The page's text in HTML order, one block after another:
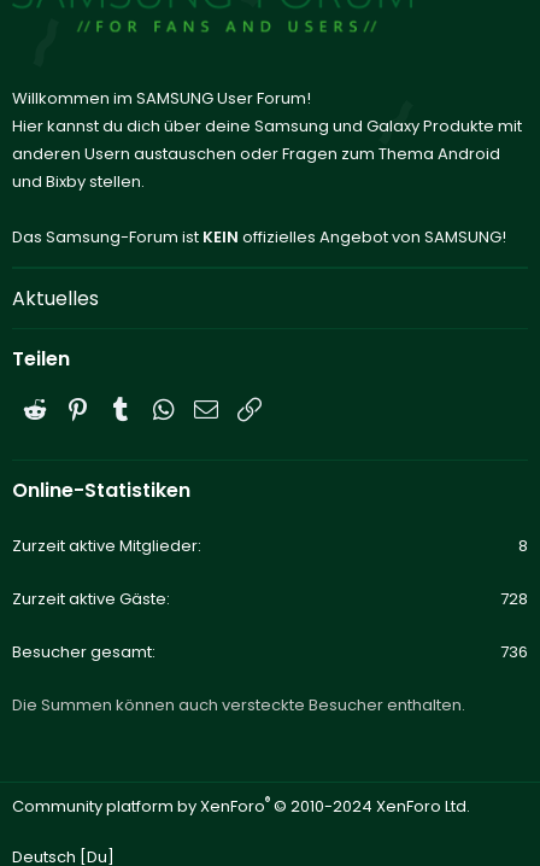
Willkommen im SAMSUNG User Forum!
Hier kannst du dich über deine Samsung und Galaxy Produkte mit
anderen Usern austauschen oder Fragen zum Thema Android
und Bixby stellen.
Das Samsung-Forum ist KEIN offizielles Angebot von SAMSUNG!
Aktuelles
Teilen
Reddit PinterestTumblrWhatsApp
E-Mail
Online-Statistiken
Zurzeit aktive Mitglieder 8
Zurzeit aktive Gäste 728
Besucher gesamt 736
Die Summen können auch versteckte Besucher enthalten.
Community platform by XenForo® © 2010-2024 XenForo Ltd.
Deutsch [Du]